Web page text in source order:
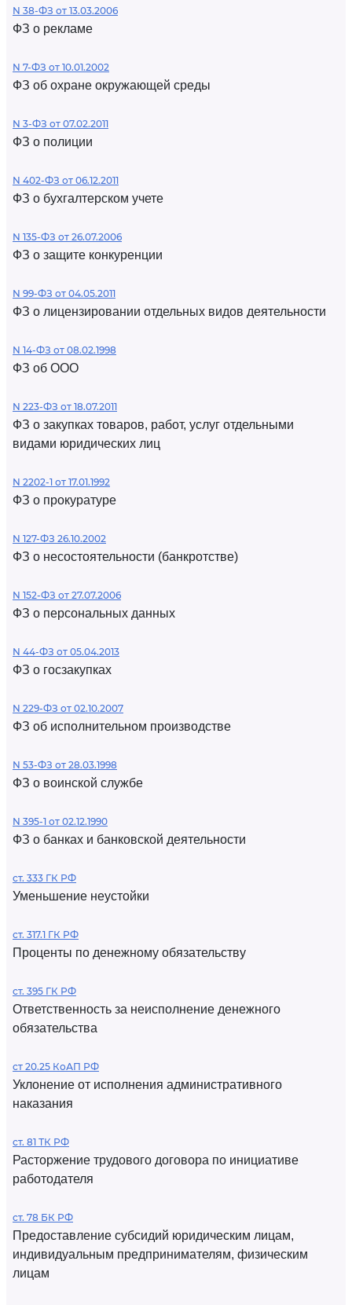
N 38-ФЗ от 13.03.2006
ФЗ о рекламе
N 7-ФЗ от 10.01.2002
ФЗ об охране окружающей среды
N 3-ФЗ от 07.02.2011
ФЗ о полиции
N 402-ФЗ от 06.12.2011
ФЗ о бухгалтерском учете
N 135-ФЗ от 26.07.2006
ФЗ о защите конкуренции
N 99-ФЗ от 04.05.2011
ФЗ о лицензировании отдельных видов деятельности
N 14-ФЗ от 08.02.1998
ФЗ об ООО
N 223-ФЗ от 18.07.2011
ФЗ о закупках товаров, работ, услуг отдельными
видами юридических лиц
N 2202-1 от 17.01.1992
ФЗ о прокуратуре
N 127-ФЗ 26.10.2002
ФЗ о несостоятельности (банкротстве)
N 152-ФЗ от 27.07.2006
ФЗ о персональных данных
N 44-ФЗ от 05.04.2013
ФЗ о госзакупках
N 229-ФЗ от 02.10.2007
ФЗ об исполнительном производстве
N 53-ФЗ от 28.03.1998
ФЗ о воинской службе
N 395-1 от 02.12.1990
ФЗ о банках и банковской деятельности
ст. 333 ГК РФ
Уменьшение неустойки
ст. 317.1 ГК РФ
Проценты по денежному обязательству
ст. 395 ГК РФ
Ответственность за неисполнение денежного
обязательства
ст 20.25 КоАП РФ
Уклонение от исполнения административного
наказания
ст. 81 ТК РФ
Расторжение трудового договора по инициативе
работодателя
ст. 78 БК РФ
Предоставление субсидий юридическим лицам,
индивидуальным предпринимателям, физическим
лицам